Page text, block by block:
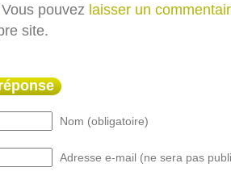
pouvez laisser un
site.
Nom (obligatoire)
Adresse e-mail (ne sera pas